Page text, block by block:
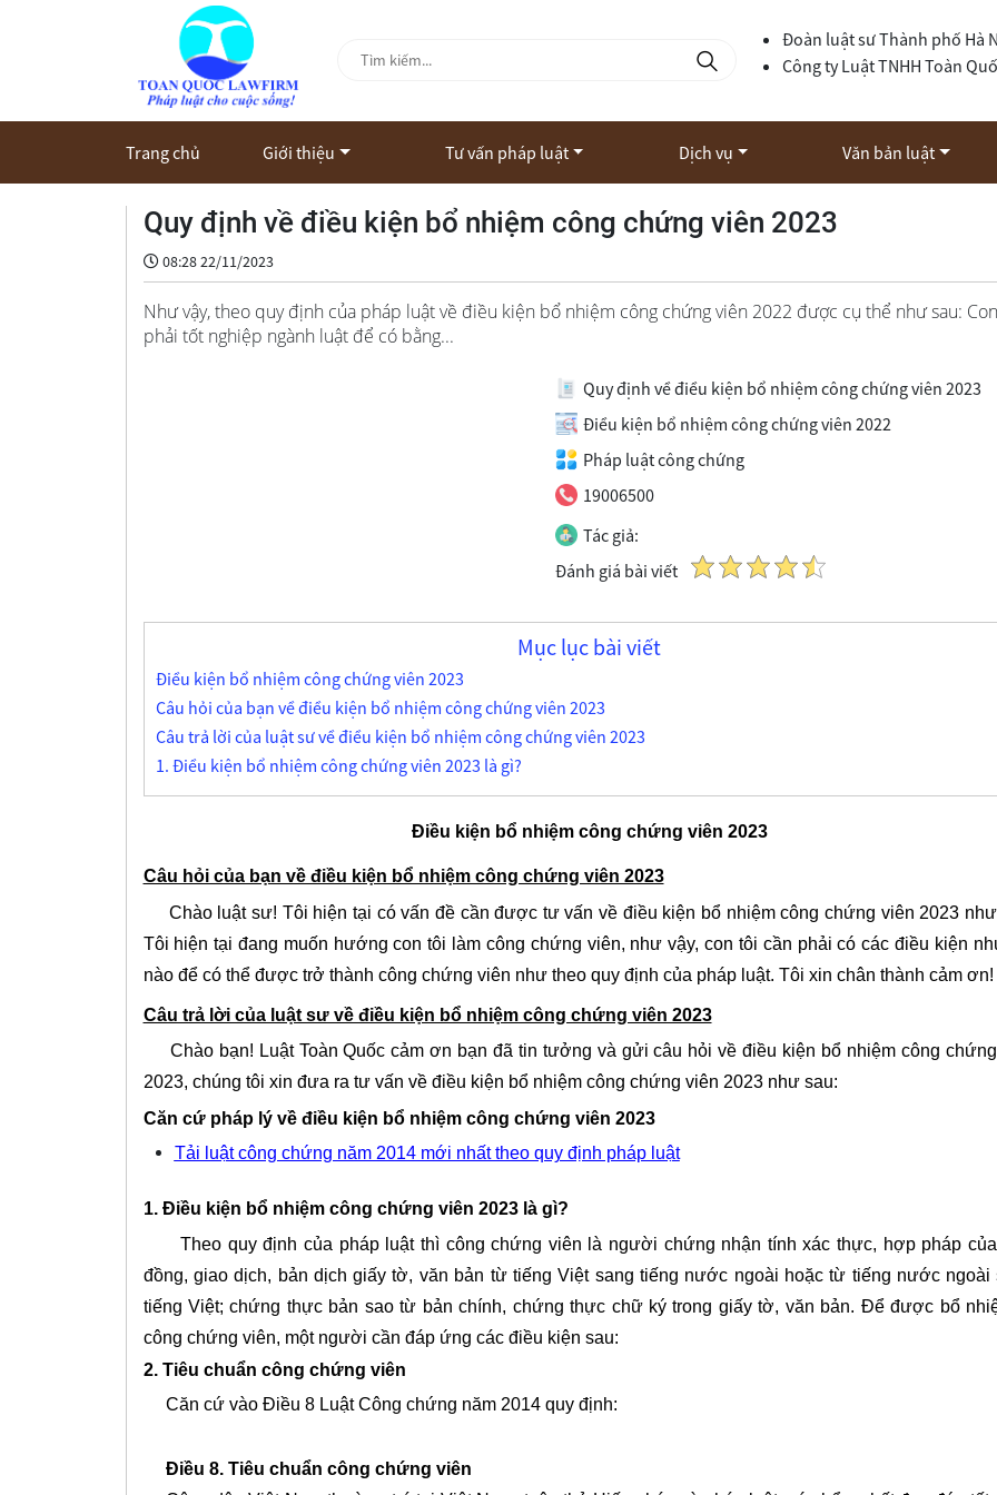
Đoàn luật sư Thành phố Hà
Công ty Luật TNHH Toàn
Trang chủ Giới thiệu Tư vấn pháp luật Dịch vụ Văn bản luật
Quy định về điều kiện bổ nhiệm công chứng viên 2023
08:28 22/11/2023
Như vậy, theo quy định của pháp luật về điều kiện bổ nhiệm công chứng viên 2022 được cụ thể như sau:
phải tốt nghiệp ngành luật để có bằng...
Quy định về điều kiện bổ nhiệm công chứng viên 2023
Điều kiện bổ nhiệm công chứng viên 2022
Pháp luật công chứng
19006500
Tác giả:
Đánh giá bài viết
Mục lục bài viết
Điều kiện bổ nhiệm công chứng viên 2023
Câu hỏi của bạn về điều kiện bổ nhiệm công chứng viên 2023
Câu trả lời của luật sư về điều kiện bổ nhiệm công chứng viên 2023
1. Điều kiện bổ nhiệm công chứng viên 2023 là gì?
Điều kiện bổ nhiệm công chứng viên 2023
Câu hỏi của bạn về điều kiện bổ nhiệm công chứng viên 2023
Chào luật sư! Tôi hiện tại có vấn đề cần được tư vấn về điều kiện bổ nhiệm công chứng viên 2023
Tôi hiện tại đang muốn hướng con tôi làm công chứng viên, như vậy, con tôi cần phải có các điều kiện
nào để có thể được trở thành công chứng viên như theo quy định của pháp luật. Tôi xin chân thành cảm ơn!
Câu trả lời của luật sư về điều kiện bổ nhiệm công chứng viên 2023
Chào bạn! Luật Toàn Quốc cảm ơn bạn đã tin tưởng và gửi câu hỏi về điều kiện bổ nhiệm công
2023, chúng tôi xin đưa ra tư vấn về điều kiện bổ nhiệm công chứng viên 2023 như sau:
Căn cứ pháp lý về điều kiện bổ nhiệm công chứng viên 2023
Tải luật công chứng năm 2014 mới nhất theo quy định pháp luật
1. Điều kiện bổ nhiệm công chứng viên 2023 là gì?
Theo quy định của pháp luật thì công chứng viên là người chứng nhận tính xác thực, hợp pháp
đồng, giao dịch, bản dịch giấy tờ, văn bản từ tiếng Việt sang tiếng nước ngoài hoặc từ tiếng nước ngoài
tiếng Việt; chứng thực bản sao từ bản chính, chứng thực chữ ký trong giấy tờ, văn bản. Để được bổ
công chứng viên, một người cần đáp ứng các điều kiện sau:
2. Tiêu chuẩn công chứng viên
Căn cứ vào Điều 8 Luật Công chứng năm 2014 quy định:
Điều 8. Tiêu chuẩn công chứng viên